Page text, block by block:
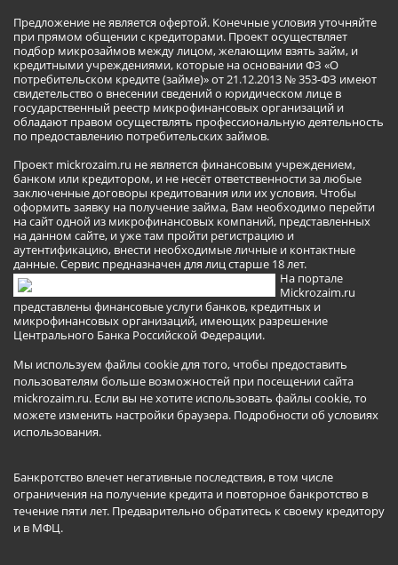
Предложение не является офертой. Конечные условия уточняйте
при прямом общении с кредиторами. Проект осуществляет
подбор микрозаймов между лицом, желающим взять займ, и
кредитными учреждениями, которые на основании ФЗ «О
потребительском кредите (займе)» от 21.12.2013 № 353-ФЗ имеют
свидетельство о внесении сведений о юридическом лице в
государственный реестр микрофинансовых организаций и
обладают правом осуществлять профессиональную деятельность
по предоставлению потребительских займов.
Проект mickrozaim.ru не является финансовым учреждением,
банком или кредитором, и не несёт ответственности за любые
заключенные договоры кредитования или их условия. Чтобы
оформить заявку на получение займа, Вам необходимо перейти
на сайт одной из микрофинансовых компаний, представленных
на данном сайте, и уже там пройти регистрацию и
аутентификацию, внести необходимые личные и контактные
данные. Сервис предназначен для лиц старше 18 лет.
На портале
Mickrozaim.ru
представлены финансовые услуги банков, кредитных и
микрофинансовых организаций, имеющих разрешение
Центрального Банка Российской Федерации.
Мы используем файлы cookie для того, чтобы предоставить
пользователям больше возможностей при посещении сайта
mickrozaim.ru. Если вы не хотите использовать файлы cookie, то
можете изменить настройки браузера. Подробности об условиях
использования.
Банкротство влечет негативные последствия, в том числе
ограничения на получение кредита и повторное банкротство в
течение пяти лет. Предварительно обратитесь к своему кредитору
и в МФЦ.